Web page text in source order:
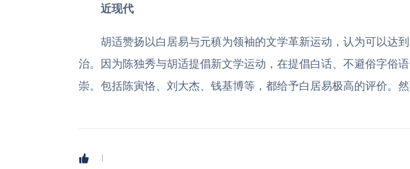
近现代
胡适赞扬以白居易与元稹为领袖的文学革新运动，认为可以达
治。因为陈独秀与胡适提倡新文学运动，在提倡白话、不避俗字俗
崇。包括陈寅恪、刘大杰、钱基博等，都给予白居易极高的评价。